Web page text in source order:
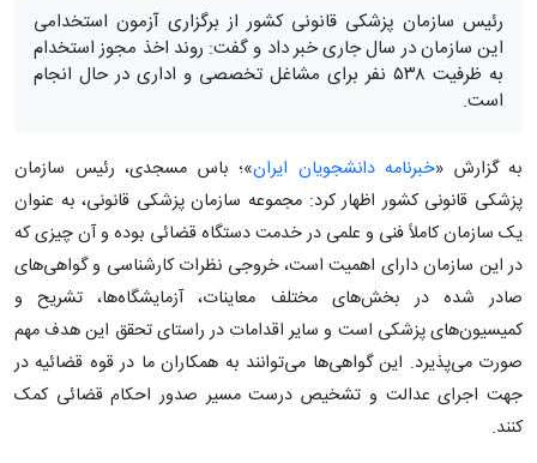
رئیس سازمان پزشکی قانونی کشور از برگزاری آزمون استخدامی
این سازمان در سال جاری خبر داد و گفت: روند اخذ مجوز استخدام
به ظرفیت ۵۳۸ نفر برای مشاغل تخصصی و اداری در حال انجام
است.
به گزارش «خبرنامه دانشجویان ایران»؛ باس مسجدی، رئیس سازمان
پزشکی قانونی کشور اظهار کرد: مجموعه سازمان پزشکی قانونی، به عنوان
یک سازمان کاملاً فنی و علمی در خدمت دستگاه قضائی بوده و آن چیزی که
در این سازمان دارای اهمیت است، خروجی نظرات کارشناسی و گواهی‌های
صادر شده در بخش‌های مختلف معاینات، آزمایشگاه‌ها، تشریح و
کمیسیون‌های پزشکی است و سایر اقدامات در راستای تحقق این هدف مهم
صورت می‌پذیرد. این گواهی‌ها می‌توانند به همکاران ما در قوه قضائیه در
جهت اجرای عدالت و تشخیص درست مسیر صدور احکام قضائی کمک
کنند.